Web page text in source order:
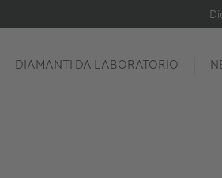
DIAMANTI DA LABORATORIO